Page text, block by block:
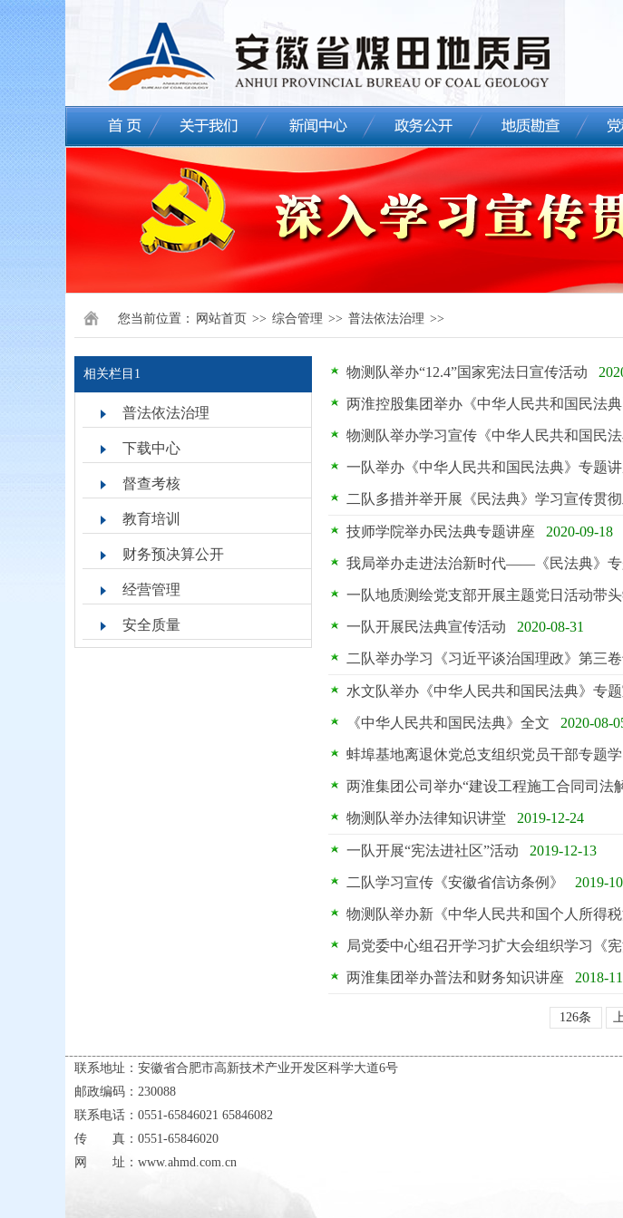
您当前位置： 网站首页 >> 综合管理 >> 普法依法治理 >>
相关栏目1
普法依法治理
下载中心
督查考核
教育培训
财务预决算公开
经营管理
安全质量
物测队举办“12.4”国家宪法日宣传活动
两淮控股集团举办《中华人民共和国民法
物测队举办学习宣传《中华人民共和国民
一队举办《中华人民共和国民法典》专题
二队多措并举开展《民法典》学习宣传贯
技师学院举办民法典专题讲座 2020-09-18
我局举办走进法治新时代——《民法典》专
一队地质测绘党支部开展主题党日活动带
一队开展民法典宣传活动 2020-08-31
二队举办学习《习近平谈治国理政》第三
水文队举办《中华人民共和国民法典》专
《中华人民共和国民法典》全文 2020-08-
蚌埠基地离退休党总支组织党员干部专题
两淮集团公司举办“建设工程施工合同司法
物测队举办法律知识讲堂 2019-12-24
一队开展“宪法进社区”活动 2019-12-13
二队学习宣传《安徽省信访条例》 2019-
物测队举办新《中华人民共和国个人所得
局党委中心组召开学习扩大会组织学习《
两淮集团举办普法和财务知识讲座 2018-
126条
联系地址：安徽省合肥市高新技术产业开发区科学大道6号
邮政编码：230088
联系电话：0551-65846021 65846082
传 真：0551-65846020
网 址：www.ahmd.com.cn